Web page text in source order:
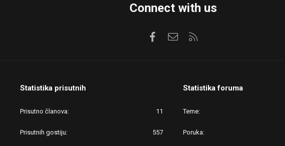
Connect with us
FacebookKontaktirajte nas
Statistika prisutnih
Prisutno članova 11
Prisutnih gostiju 557
Statistika foruma
Teme
Poruka